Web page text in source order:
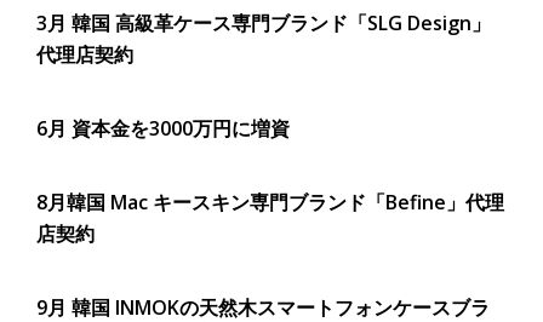
3月 韓国 高級革ケース専門ブランド「SLG Design」
代理店契約
6月 資本金を3000万円に増資
8月韓国 Mac キースキン専門ブランド「Befine」代理
店契約
9月 韓国 INMOKの天然木スマートフォンケースブラ